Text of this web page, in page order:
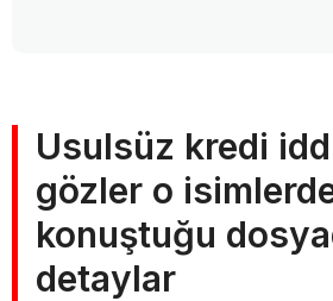
Usulsüz kredi
gözler o
konuştuğu
detaylar